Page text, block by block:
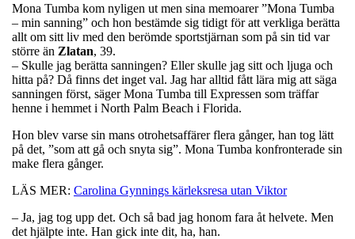
Mona Tumba kom nyligen ut men sina memoarer ”Mona Tumba
– min sanning” och hon bestämde sig tidigt för att verkliga berätta
allt om sitt liv med den berömde sportstjärnan som på sin tid var
större än Zlatan, 39.
– Skulle jag berätta sanningen? Eller skulle jag sitt och ljuga och
hitta på? Då finns det inget val. Jag har alltid fått lära mig att säga
sanningen först, säger Mona Tumba till Expressen som träffar
henne i hemmet i North Palm Beach i Florida.
Hon blev varse sin mans otrohetsaffärer flera gånger, han tog lätt
på det, ”som att gå och snyta sig”. Mona Tumba konfronterade sin
make flera gånger.
LÄS MER: Carolina Gynnings kärleksresa utan Viktor
– Ja, jag tog upp det. Och så bad jag honom fara åt helvete. Men
det hjälpte inte. Han gick inte dit, ha, han.